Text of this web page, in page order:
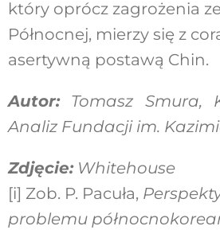
który oprócz zagrożenia
Północnej, mierzy się z
asertywną postawą Chin.
Autor:Tomasz Smura,
Analiz Fundacji im.
Zdjęcie:Whitehouse
[i] Zob. P. Pacuła,
problemu